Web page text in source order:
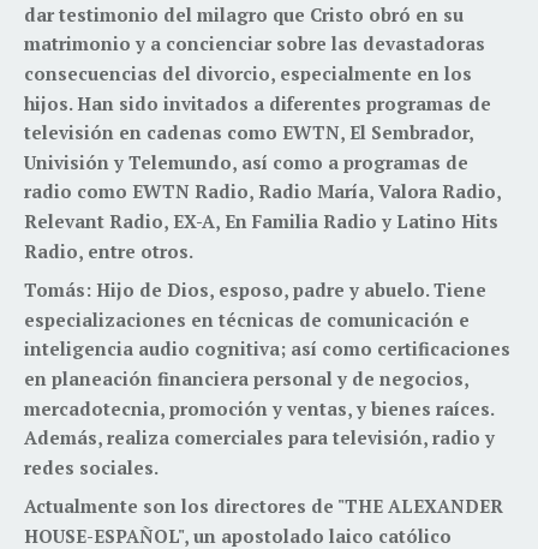
dar testimonio del milagro que Cristo obró en su
matrimonio y a concienciar sobre las devastadoras
consecuencias del divorcio, especialmente en los
hijos. Han sido invitados a diferentes programas de
televisión en cadenas como EWTN, El Sembrador,
Univisión y Telemundo, así como a programas de
radio como EWTN Radio, Radio María, Valora Radio,
Relevant Radio, EX-A, En Familia Radio y Latino Hits
Radio, entre otros.
Tomás: Hijo de Dios, esposo, padre y abuelo. Tiene
especializaciones en técnicas de comunicación e
inteligencia audio cognitiva; así como certificaciones
en planeación financiera personal y de negocios,
mercadotecnia, promoción y ventas, y bienes raíces.
Además, realiza comerciales para televisión, radio y
redes sociales.
Actualmente son los directores de "THE ALEXANDER
HOUSE-ESPAÑOL", un apostolado laico católico